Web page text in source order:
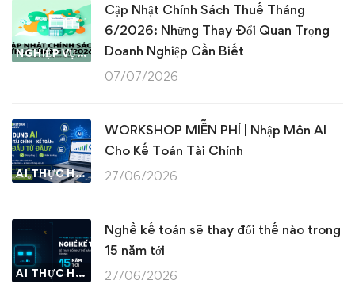
NGHIỆP VỤ KẾ TOÁN & THUẾ
Cập Nhật Chính Sách Thuế Tháng
6/2026: Những Thay Đổi Quan Trọng
Doanh Nghiệp Cần Biết
07/07/2026
AI THỰC HÀNH
WORKSHOP MIỄN PHÍ | Nhập Môn AI
Cho Kế Toán Tài Chính
27/06/2026
AI THỰC HÀNH
Nghề kế toán sẽ thay đổi thế nào trong
15 năm tới
27/06/2026